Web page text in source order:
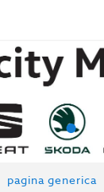
•
pagina generica